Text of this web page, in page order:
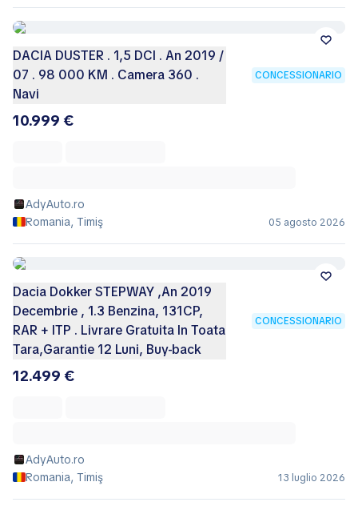
DACIA DUSTER . 1,5 DCI . An 2019 /
07 . 98 000 KM . Camera 360 .
Navi
CONCESSIONARIO
10.999 €
AdyAuto.ro
Romania, Timiş
05 agosto 2026
Dacia Dokker STEPWAY ,An 2019
Decembrie , 1.3 Benzina, 131CP,
RAR + ITP . Livrare Gratuita In Toata
Tara,Garantie 12 Luni, Buy-back
CONCESSIONARIO
12.499 €
AdyAuto.ro
Romania, Timiş
13 luglio 2026